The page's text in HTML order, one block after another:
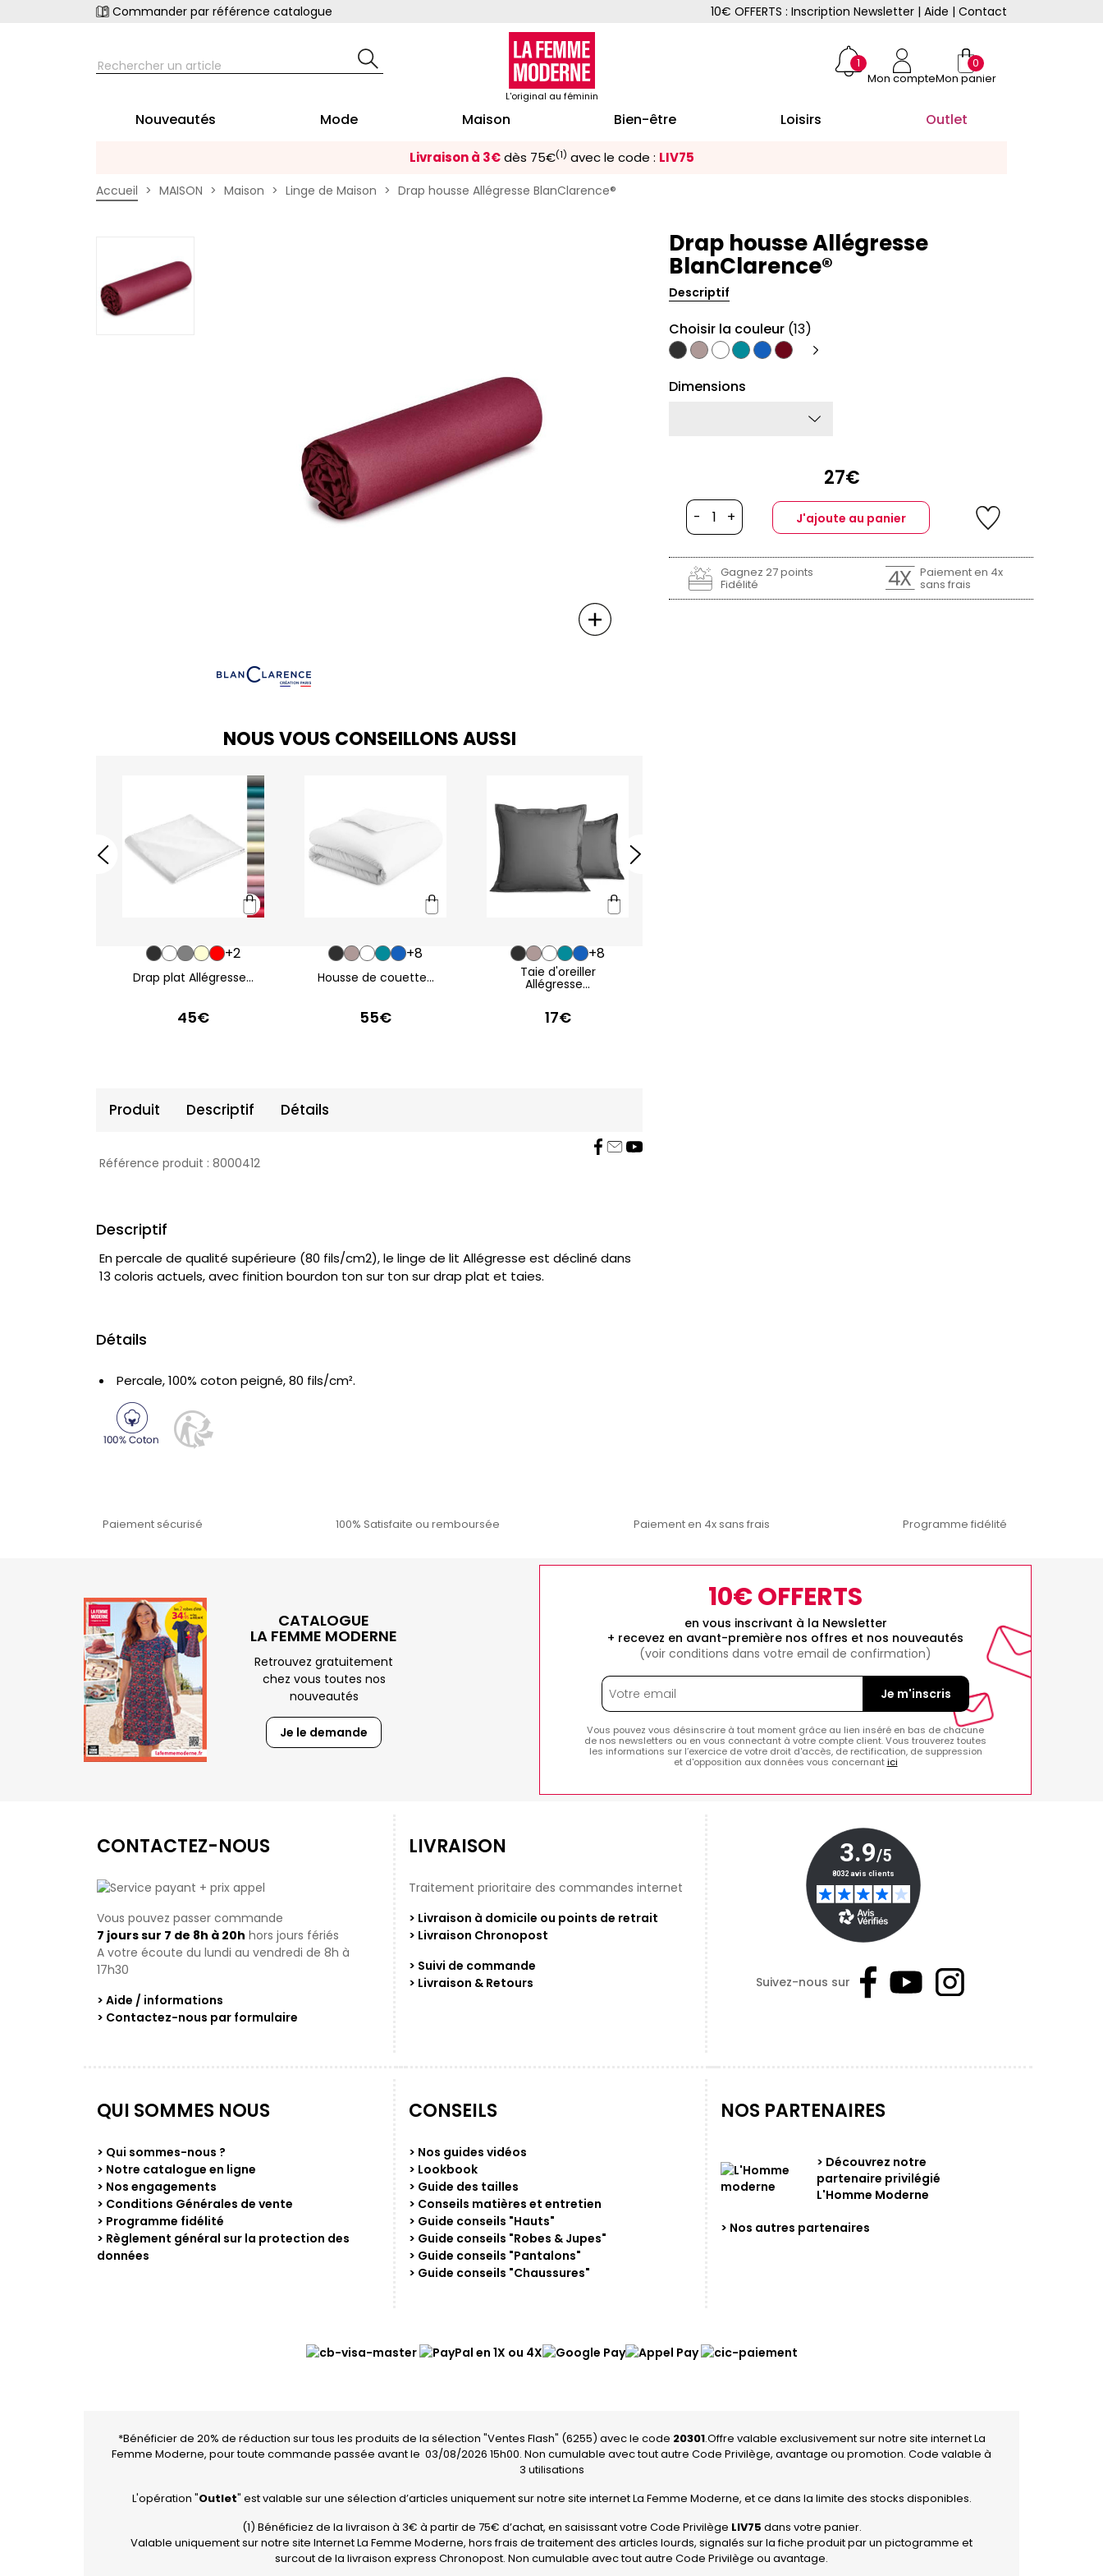
Commander par référence catalogue 10€ OFFERTS : Inscription Newsletter | Aide | Contact
L'original au féminin
1
Mon compteMon panier
0
Nouveautés Mode Maison Bien-être Loisirs Outlet
Livraison à 3€ dès 75€(1) avec le code : LIV75
Accueil MAISON Maison Linge de Maison Drap housse Allégresse BlanClarence®
Drap housse Allégresse
BlanClarence®
Descriptif
Choisir la couleur (13)
Anthracite
Beige
rose
BlancBleu
canard
Bleu
denim
Bordeaux
Dimensions
27€
- + J'ajoute au panier
Gagnez 27 points
Fidélité
Paiement en 4x
sans frais
NOUS VOUS CONSEILLONS AUSSI
Drap plat Allégresse...
45€
+2
Housse de couette...
55€
+8
Taie d'oreiller
Allégresse...
17€
+8
Produit Descriptif Détails
Référence produit : 8000412
Descriptif
En percale de qualité supérieure (80 fils/cm2), le linge de lit Allégresse est décliné dans
13 coloris actuels, avec finition bourdon ton sur ton sur drap plat et taies.
Détails
Percale, 100% coton peigné, 80 fils/cm².
Paiement sécurisé 100% Satisfaite ou remboursée Paiement en 4x sans frais Programme fidélité
CATALOGUE
LA FEMME MODERNE
Retrouvez gratuitement
chez vous toutes nos
nouveautés
Je le demande
10€ OFFERTS
en vous inscrivant à la Newsletter
+ recevez en avant-première nos offres et nos nouveautés
(voir conditions dans votre email de confirmation)
Je m'inscris
Vous pouvez vous désinscrire à tout moment grâce au lien inséré en bas de chacune
de nos newsletters ou en vous connectant à votre compte client. Vous trouverez toutes
les informations sur l’exercice de votre droit d'accès, de rectification, de suppression
et d'opposition aux données vous concernantici
CONTACTEZ-NOUS
Vous pouvez passer commande
7 jours sur 7 de 8h à 20h hors jours fériés
A votre écoute du lundi au vendredi de 8h à
17h30
> Aide / informations
> Contactez-nous par formulaire
LIVRAISON
Traitement prioritaire des commandes internet
> Livraison à domicile ou points de retrait
> Livraison Chronopost
> Suivi de commande
> Livraison & Retours
Suivez-nous sur
QUI SOMMES NOUS
> Qui sommes-nous ?
> Notre catalogue en ligne
> Nos engagements
> Conditions Générales de vente
> Programme fidélité
> Règlement général sur la protection des
données
CONSEILS
> Nos guides vidéos
> Lookbook
> Guide des tailles
> Conseils matières et entretien
> Guide conseils "Hauts"
> Guide conseils "Robes & Jupes"
> Guide conseils "Pantalons"
> Guide conseils "Chaussures"
NOS PARTENAIRES
> Découvrez notre
partenaire privilégié
L'Homme Moderne
> Nos autres partenaires
*Bénéficier de 20% de réduction sur tous les produits de la sélection "Ventes Flash" (6255) avec le code 20301.Offre valable exclusivement sur notre site internet La
Femme Moderne, pour toute commande passée avant le 03/08/2026 15h00. Non cumulable avec tout autre Code Privilège, avantage ou promotion. Code valable à
3 utilisations
L'opération "Outlet" est valable sur une sélection d’articles uniquement sur notre site internet La Femme Moderne, et ce dans la limite des stocks disponibles.
(1) Bénéficiez de la livraison à 3€ à partir de 75€ d’achat, en saisissant votre Code Privilège LIV75 dans votre panier.
Valable uniquement sur notre site Internet La Femme Moderne, hors frais de traitement des articles lourds, signalés sur la fiche produit par un pictogramme et
surcout de la livraison express Chronopost. Non cumulable avec tout autre Code Privilège ou avantage.